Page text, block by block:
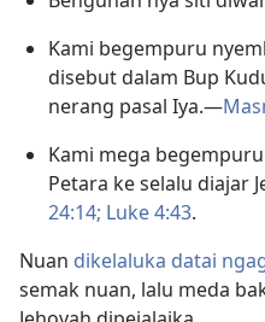
Kami begempuru
disebut dalam Bup
nerang pasal Iya.—
Kami mega
Petara ke selalu diajar
24:14; Luke 4:43.
Nuan dikelaluka datai
semak nuan, lalu meda